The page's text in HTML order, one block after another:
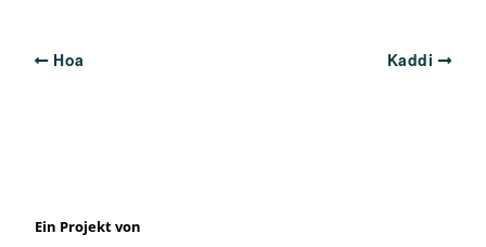
Hoa Kaddi
Ein Projekt von